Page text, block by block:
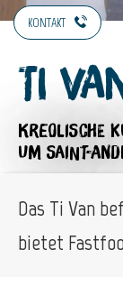
KONTAKT
Ti
KREOLISCHE
UM SAINT-
Das Ti Van
bietet